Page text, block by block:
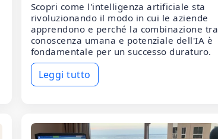
Scopri come l'intelligenza artificiale sta
rivoluzionando il modo in cui le aziende
apprendono e perché la combinazione tra
conoscenza umana e potenziale dell'IA è
fondamentale per un successo duraturo.
Leggi tutto